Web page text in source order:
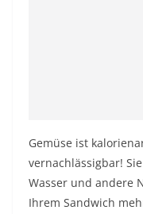
Gemüse ist
vernachlässigbar!
Wasser und andere
Ihrem Sandwich